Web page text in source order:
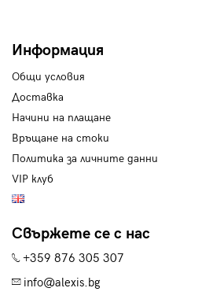
Информация
Общи условия
Доставка
Начини на плащане
Връщане на стоки
Политика за личните данни
VIP клуб
Свържете се с нас
+359 876 305 307
info@alexis.bg